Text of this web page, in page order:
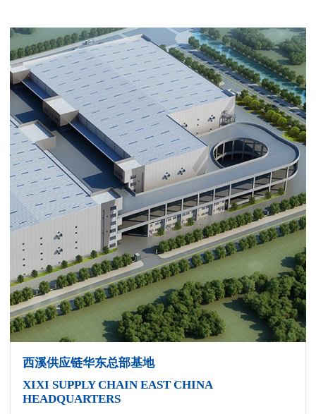
西溪供应链华东总部基地
XIXI SUPPLY CHAIN EAST CHINA
HEADQUARTERS